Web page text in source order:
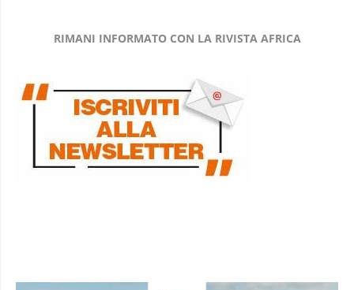
RIMANI INFORMATO CON LA RIVISTA AFRICA